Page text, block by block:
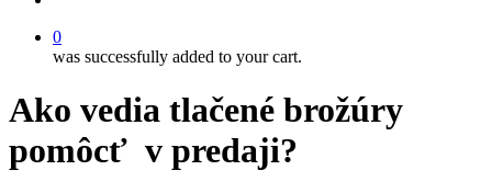
0
was successfully added to your cart.
Ako vedia tlačené brožúry
pomôcť v predaji?